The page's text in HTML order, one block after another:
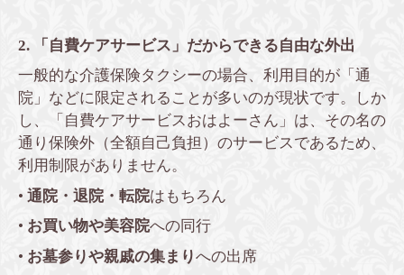
2. 「自費ケアサービス」だからできる自由な外出
一般的な介護保険タクシーの場合、利用目的が「通
院」などに限定されることが多いのが現状です。しか
し、「自費ケアサービスおはよーさん」は、その名の
通り保険外（全額自己負担）のサービスであるため、
利用制限がありません。
• 通院・退院・転院はもちろん
• お買い物や美容院への同行
• お墓参りや親戚の集まりへの出席